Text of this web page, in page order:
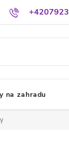
na zahradu